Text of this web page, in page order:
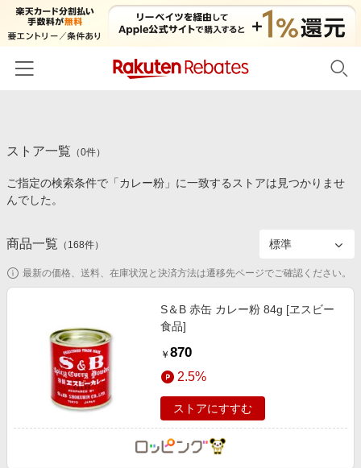
カテゴリー一覧
百貨店・総合ECモール
食品・スイーツ・お酒
コスメ・健康・医薬品
家電・PC・スマホ・カメラ
エンタメ
スポーツ・アウトドア・ゴルフ
イベント一覧
初回購入者限定特典
対象ストア新規限定特典
電子書籍特集
楽天ペイ導入ストア
楽天サービス特集
旅行特集
わくわく夏特集
ストア一覧 （0件）
ご指定の検索条件で「カレー粉」に一致するストアは見つかりませ
んでした。
商品一覧 （ 168件）
最新の価格、送料、在庫状況と決済方法は遷移先ページでご確認ください。
S＆B 赤缶 カレー粉 84g [ヱスビー
食品]
￥ 870
2.5%
ストアにすすむ